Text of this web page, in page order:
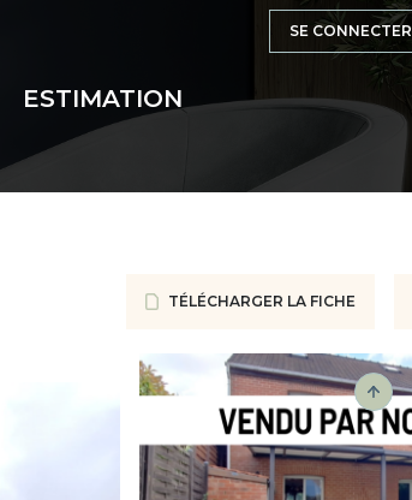
SE CONNECTER
ESTIMATION
TÉLÉCHARGER LA FICHE